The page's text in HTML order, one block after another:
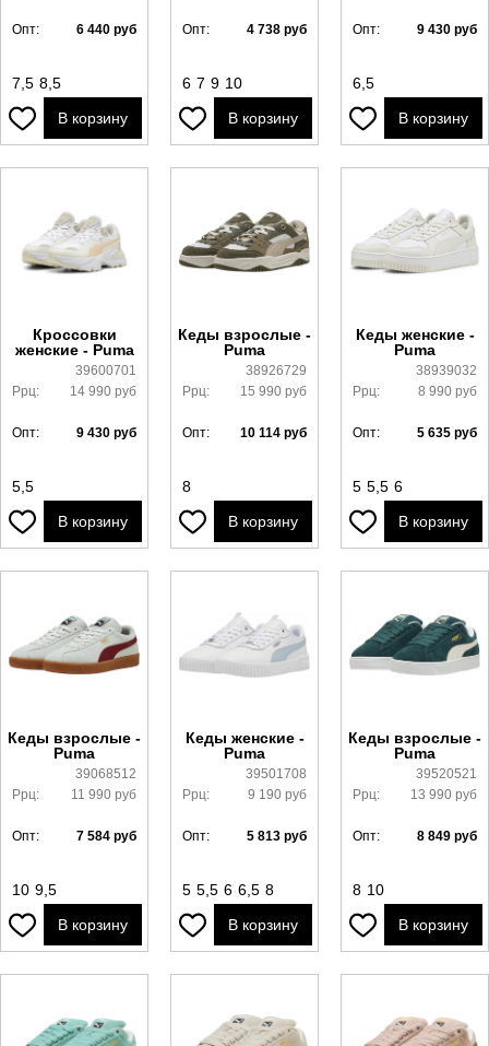
Опт: 6 440 руб
7,5 8,5
В корзину
Опт: 4 738 руб
6 7 9 10
В корзину
Опт: 9 430 руб
6,5
В корзину
Кроссовки
женские - Puma
39600701
Ррц:
14 990 руб
Опт: 9 430 руб
5,5
В корзину
Кеды взрослые -
Puma
38926729
Ррц:
15 990 руб
Опт: 10 114 руб
8
В корзину
Кеды женские -
Puma
38939032
Ррц:
8 990 руб
Опт: 5 635 руб
5 5,5 6
В корзину
Кеды взрослые -
Puma
39068512
Ррц:
11 990 руб
Опт: 7 584 руб
10 9,5
В корзину
Кеды женские -
Puma
39501708
Ррц:
9 190 руб
Опт: 5 813 руб
5 5,5 6 6,5 8
В корзину
Кеды взрослые -
Puma
39520521
Ррц:
13 990 руб
Опт: 8 849 руб
8 10
В корзину